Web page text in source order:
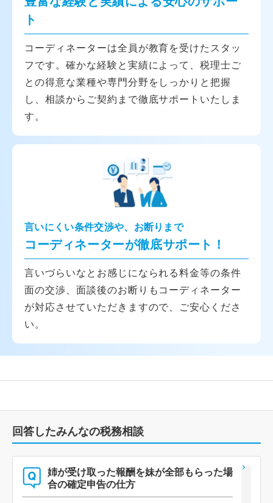
ト
コーディネーターは全員が教育を受けたスタッ
フです。確かな経験と実績によって、税理士ご
との得意な業種や専門分野をしっかりと把握
し、相談からご契約まで徹底サポートいたしま
す。
言いにくい条件交渉や、お断りまで
コーディネーターが徹底サポート！
言いづらいなとお感じになられる料金等の条件
面の交渉、面談後のお断りもコーディネーター
が対応させていただきますので、ご安心くださ
い。
回答したみんなの税務相談
姉が受け取った報酬を妹が全部もらった場
合の確定申告の仕方